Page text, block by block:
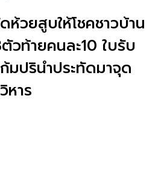
วยสูบให้โชคชาวบ้าน
วท้ายคนละ10 ใบรับ
มปรินำประทัดมาจุด
หาร